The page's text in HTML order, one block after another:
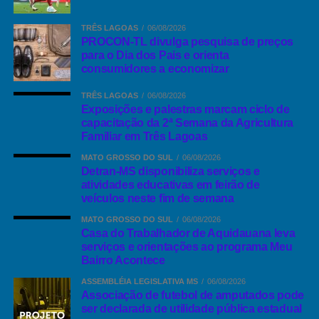
conseguiu uma das dez cadeiras na Câmara Municipal de Três
Lagoas, atualmente esta filiada ao PSDB. e não disputou mais
uma vaga a Câmara Municipal de Três Lagoas.
No dia 8 de Agosto de 2015 a Câmara Municipal de Três
Lagoas de Três Lagoas em comemoração ao centenário, fez uma
sessão solene para entrega da “Comenda Centenário Legislativo”
a ex-vereadores e ex-servidores que atuaram nestes cem anos de
trabalho em prol da cidadania. Entre as pessoas esteve a ex-
Sueli Trannin Bernardo, onde foi vereadora por 3
mandatos e ocupou a cadeira de Secretária da casa de leis de
Está casada a 24 anos com o professor Claudinei Canistro.
Veja alguns trabalhos da ex-
vereadora concluídos em Arapuá e
Lagoas
6 de agosto de 2026, 16:30
Facebook Twitter WhatsApp
Mato Grosso do Sul
Detran-MS disponibiliza serviços e
atividades educativas em feirão de
veículos neste fim de semana
6 de agosto de 2026, 16:30
Facebook Twitter WhatsApp E-mail Google+
TRÊS LAGOAS 06/08/2026
PROCON-TL divulga pesquisa de preços
para o Dia dos Pais e orienta
consumidores a economizar
TRÊS LAGOAS 06/08/2026
Exposições e palestras marcam ciclo de
capacitação da 2ª Semana da Agricultura
Familiar em Três Lagoas
MATO GROSSO DO SUL 06/08/2026
Detran-MS disponibiliza serviços e
atividades educativas em feirão de
veículos neste fim de semana
MATO GROSSO DO SUL 06/08/2026
Casa do Trabalhador de Aquidauana leva
serviços e orientações ao programa Meu
Bairro Acontece
ASSEMBLÉIA LEGISLATIVA MS 06/08/2026
Associação de futebol de amputados pode
ser declarada de utilidade pública estadual